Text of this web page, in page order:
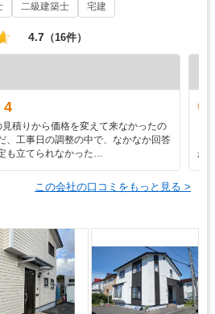
二級建築士 宅建
4.7 （16件）
4
積りから価格を変えて来なかったの
、工事日の調整の中で、なかなか回答
も立てられなかった…
か
この会社の口コミをもっと見る >